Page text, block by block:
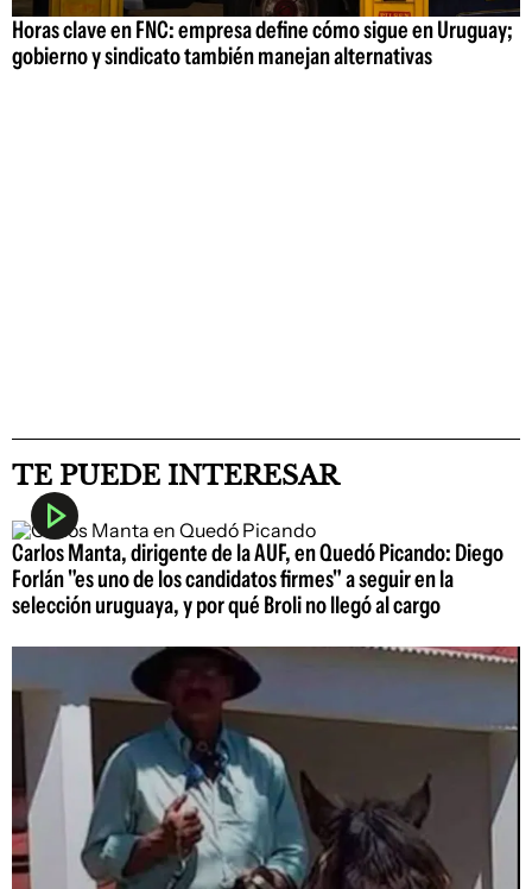
Horas clave en FNC: empresa define cómo sigue en Uruguay;
gobierno y sindicato también manejan alternativas
TE PUEDE INTERESAR
Carlos Manta, dirigente de la AUF, en Quedó Picando: Diego
Forlán "es uno de los candidatos firmes" a seguir en la
selección uruguaya, y por qué Broli no llegó al cargo